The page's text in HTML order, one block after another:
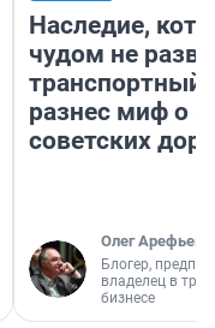
Наследие,
чудом не
транспортный
разнес миф о
советских
Олег Арефьев
Блогер,
владелец в
бизнесе